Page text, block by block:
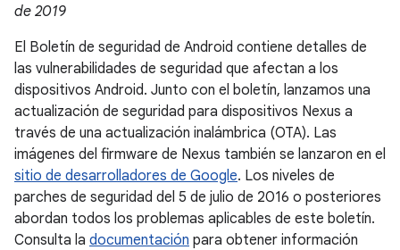
de 2019
El Boletín de seguridad de Android contiene detalles de
las vulnerabilidades de seguridad que afectan a los
dispositivos Android. Junto con el boletín, lanzamos una
actualización de seguridad para dispositivos Nexus a
través de una actualización inalámbrica (OTA). Las
imágenes del firmware de Nexus también se lanzaron en el
sitio de desarrolladores de Google. Los niveles de
parches de seguridad del 5 de julio de 2016 o posteriores
abordan todos los problemas aplicables de este boletín.
Consulta la documentación para obtener información